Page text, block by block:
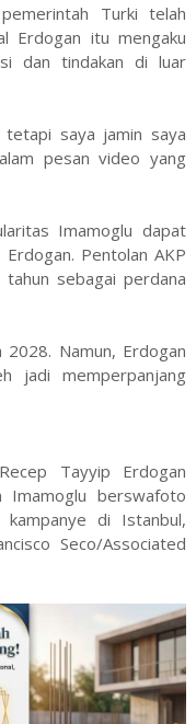
Turki telah
Erdogan itu mengaku
dan tindakan di luar
saya jamin saya
pesan video yang
Imamoglu dapat
Pentolan AKP
sebagai perdana
Namun, Erdogan
jadi memperpanjang
Tayyip Erdogan
Imamoglu berswafoto
kampanye di Istanbul,
Seco/Associated